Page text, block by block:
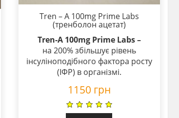
Tren – A 100mg Prime Labs
(тренболон ацетат)
Tren-A 100mg Prime Labs –
на 200% збільшує рівень
інсуліноподібного фактора росту
(ІФР) в організмі.
1150 грн